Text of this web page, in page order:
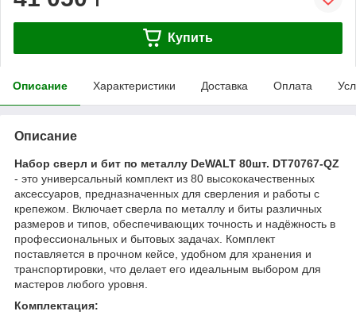
Купить
Описание Характеристики Доставка Оплата
Описание
Набор сверл и бит по металлу DeWALT 80шт. DT70767-QZ
- это универсальный комплект из 80 высококачественных
аксессуаров, предназначенных для сверления и работы с
крепежом. Включает сверла по металлу и биты различных
размеров и типов, обеспечивающих точность и надёжность в
профессиональных и бытовых задачах. Комплект
поставляется в прочном кейсе, удобном для хранения и
транспортировки, что делает его идеальным выбором для
мастеров любого уровня.
Комплектация: